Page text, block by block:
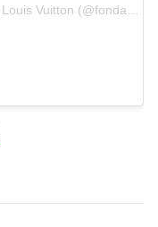
Une publication partagée par Fondation Louis Vuitton (@fondationlv)